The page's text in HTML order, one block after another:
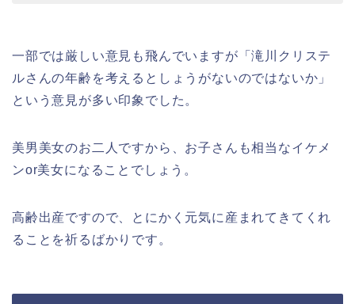
一部では厳しい意見も飛んでいますが「滝川クリステ
ルさんの年齢を考えるとしょうがないのではないか」
という意見が多い印象でした。
美男美女のお二人ですから、お子さんも相当なイケメ
ンor美女になることでしょう。
高齢出産ですので、とにかく元気に産まれてきてくれ
ることを祈るばかりです。